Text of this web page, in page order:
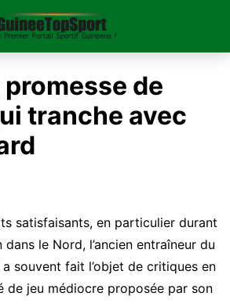
promesse de
tranche avec
satisfaisants, en particulier durant
le Nord, l’ancien entraîneur du
a souvent fait l’objet de critiques en
de jeu médiocre proposée par son